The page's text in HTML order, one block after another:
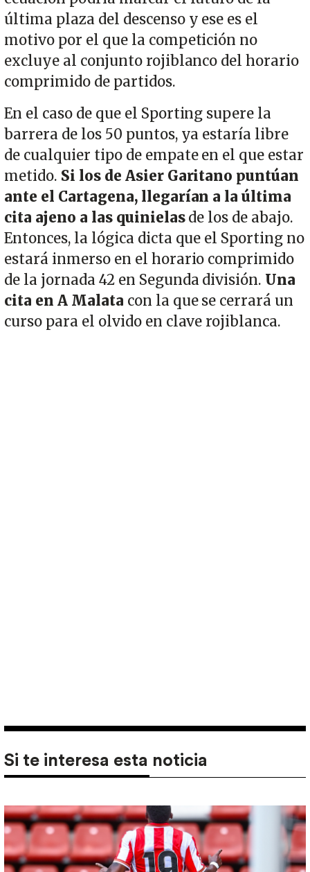
última plaza del descenso y ese es el
motivo por el que la competición no
excluye al conjunto rojiblanco del horario
comprimido de partidos.
En el caso de que el Sporting supere la
barrera de los 50 puntos, ya estaría libre
de cualquier tipo de empate en el que estar
metido. Si los de Asier Garitano puntúan
ante el Cartagena, llegarían a la última
cita ajeno a las quinielasde los de abajo.
Entonces, la lógica dicta que el Sporting no
estará inmerso en el horario comprimido
de la jornada 42 en Segunda división. Una
cita en A Malata con la que se cerrará un
curso para el olvido en clave rojiblanca.
Si te interesa esta noticia